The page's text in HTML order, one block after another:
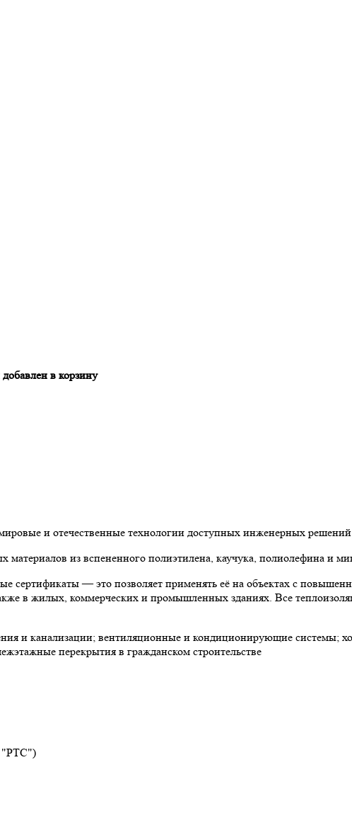
в корзину
и отечественные технологии доступных инженерных
из вспененного полиэтилена, каучука, полиолефина и
сертификаты — это позволяет применять её на объектах с
в жилых, коммерческих и промышленных зданиях. Все
и канализации; вентиляционные и кондиционирующие системы;
перекрытия в гражданском строительстве
"РТС")